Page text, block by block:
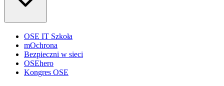
OSE IT Szkoła
mOchrona
Bezpieczni w sieci
OSEhero
Kongres OSE